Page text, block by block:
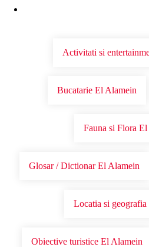
Activitati si
Bucatarie El Alamein
Fauna si Flora
Glosar / Dictionar El Alamein
Locatia si
Obiective turistice El Alamein